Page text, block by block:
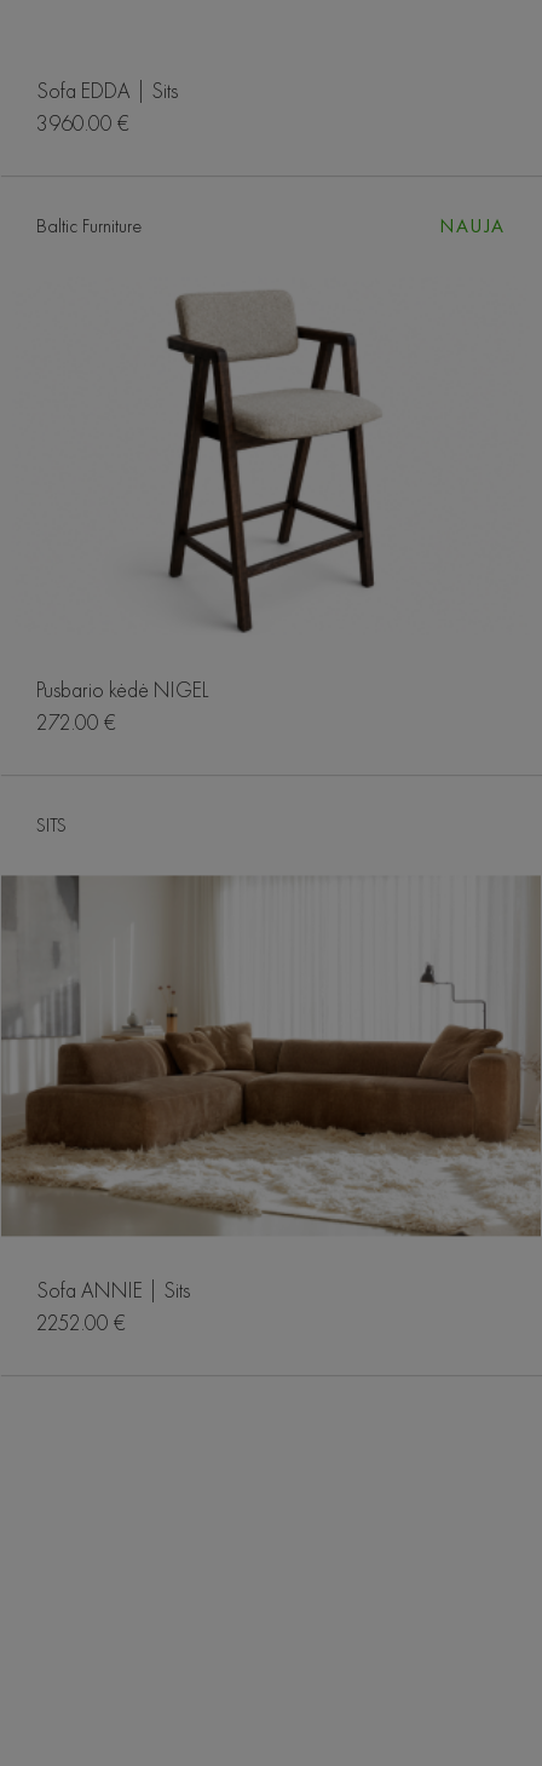
Sofa EDDA | Sits
3960.00 €
Baltic Furniture NAUJA
Pusbario kėdė NIGEL
272.00 €
SITS
Sofa ANNIE | Sits
2252.00 €